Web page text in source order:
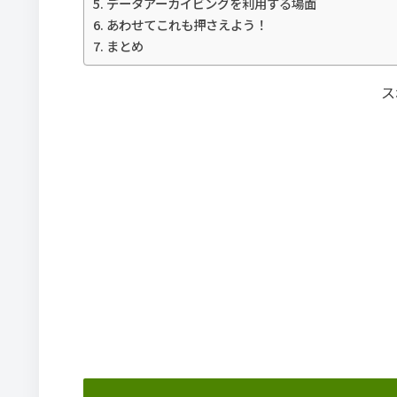
あわせてこれも押さえよう！
まとめ